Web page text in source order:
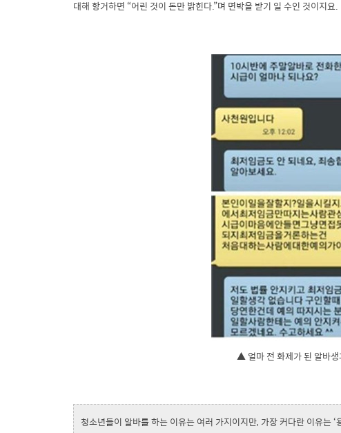
대해 항거하면 “어린 것이 돈만 밝힌다.”며 면박을 받기 일 수인 것이지요.
▲ 얼마 전 화제가 된 알바
청소년들이 알바를 하는 이유는 여러 가지이지만, 가장 커다란 이유는